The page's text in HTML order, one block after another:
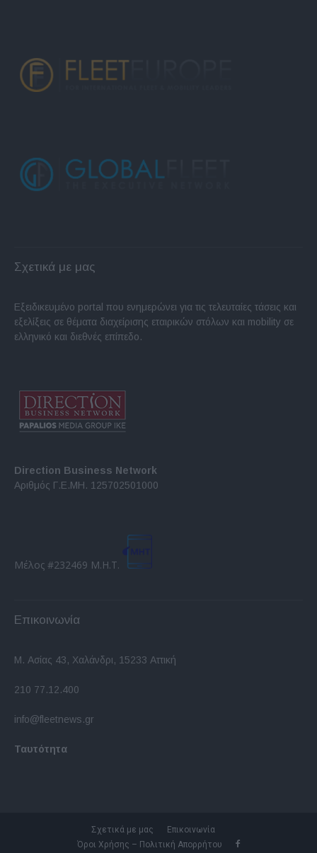
Σχετικά με μας
Εξειδικευμένο portal που ενημερώνει για τις τελευταίες τάσεις και
εξελίξεις σε θέματα διαχείρισης εταιρικών στόλων και mobility σε
ελληνικό και διεθνές επίπεδο.
Direction Business Network
Αριθμός Γ.Ε.ΜΗ. 125702501000
Μέλος #232469 Μ.Η.Τ.
Επικοινωνία
Μ. Ασίας 43, Χαλάνδρι, 15233 Αττική
210 77.12.400
info@fleetnews.gr
Ταυτότητα
Σχετικά με μας
Επικοινωνία
Όροι Χρήσης – Πολιτική Απορρήτου